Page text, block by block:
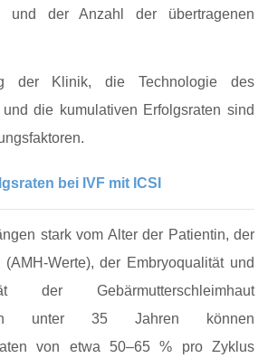
und der Anzahl der übertragenen
der Klinik, die Technologie des
die kumulativen Erfolgsraten sind
bei IVF mit ICSI
stark vom Alter der Patientin, der
der Embryoqualität und
der Gebärmutterschleimhaut
unter 35 Jahren können
von etwa 50–65 % pro Zyklus